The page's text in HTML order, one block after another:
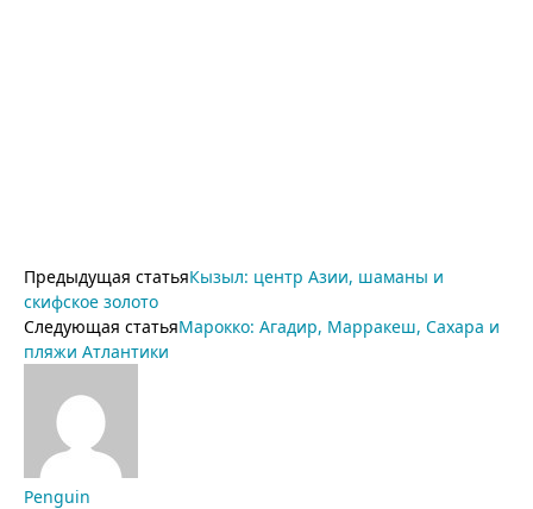
Предыдущая статьяКызыл: центр Азии, шаманы и
скифское золото
Следующая статьяМарокко: Агадир, Марракеш, Сахара и
пляжи Атлантики
Penguin